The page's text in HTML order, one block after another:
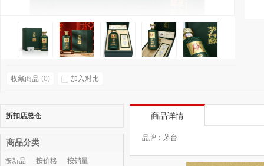
收藏商品 (0) 加入对比
商品详情
品牌：茅台
折扣店总仓
商品分类
按新品 按价格
按销量